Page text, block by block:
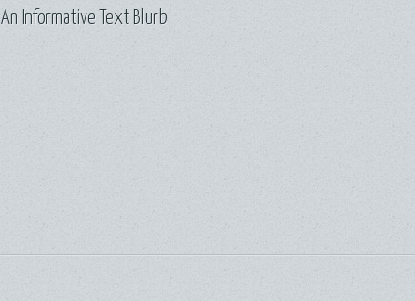
An Informative Text Blurb